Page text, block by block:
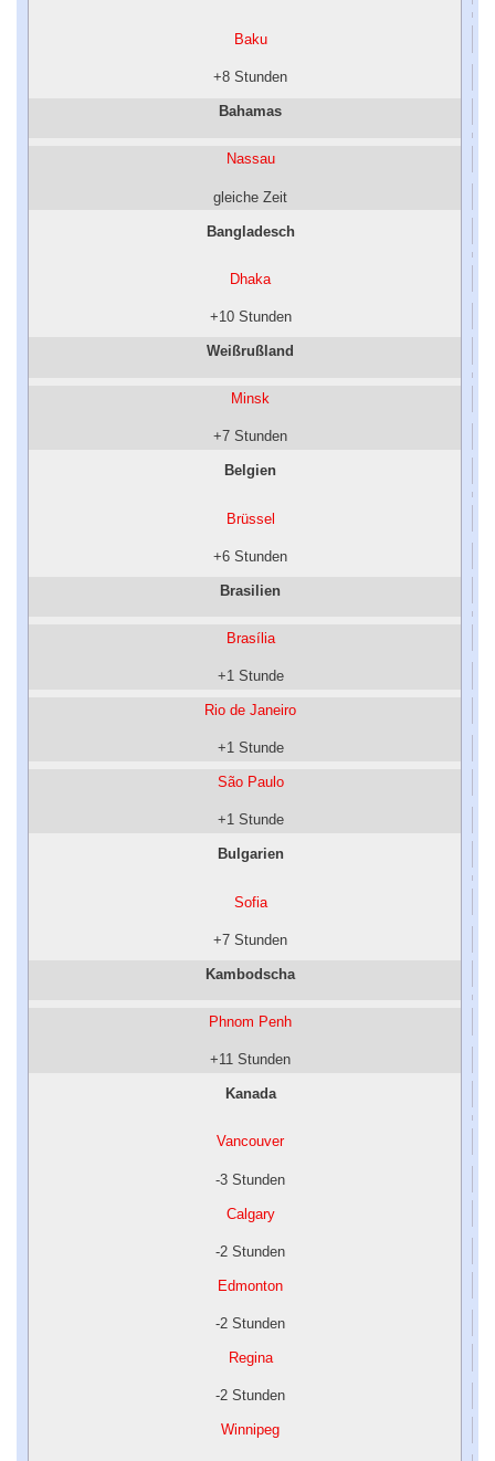
Baku
+8 Stunden
Bahamas
Nassau
gleiche Zeit
Bangladesch
Dhaka
+10 Stunden
Weißrußland
Minsk
+7 Stunden
Belgien
Brüssel
+6 Stunden
Brasilien
Brasília
+1 Stunde
Rio de Janeiro
+1 Stunde
São Paulo
+1 Stunde
Bulgarien
Sofia
+7 Stunden
Kambodscha
Phnom Penh
+11 Stunden
Kanada
Vancouver
-3 Stunden
Calgary
-2 Stunden
Edmonton
-2 Stunden
Regina
-2 Stunden
Winnipeg